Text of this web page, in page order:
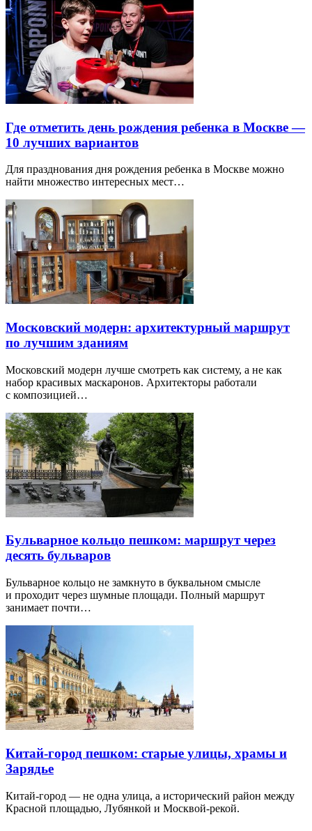
Где отметить день рождения ребенка в Москве —
10 лучших вариантов
Для празднования дня рождения ребенка в Москве можно
найти множество интересных мест…
Московский модерн: архитектурный маршрут
по лучшим зданиям
Московский модерн лучше смотреть как систему, а не как
набор красивых маскаронов. Архитекторы работали
с композицией…
Бульварное кольцо пешком: маршрут через
десять бульваров
Бульварное кольцо не замкнуто в буквальном смысле
и проходит через шумные площади. Полный маршрут
занимает почти…
Китай-город пешком: старые улицы, храмы и
Зарядье
Китай-город — не одна улица, а исторический район между
Красной площадью, Лубянкой и Москвой-рекой.